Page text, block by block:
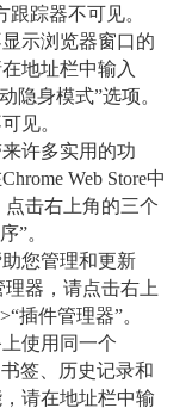
踪器不可见。
示浏览器窗口的
地址栏中输入
隐身模式”选项。
见。
许多实用的功
Web Store中
点击右上角的三个
”。
您管理和更新
理器，请点击右上
插件管理器”。
使用同一个
签、历史记录和
请在地址栏中输